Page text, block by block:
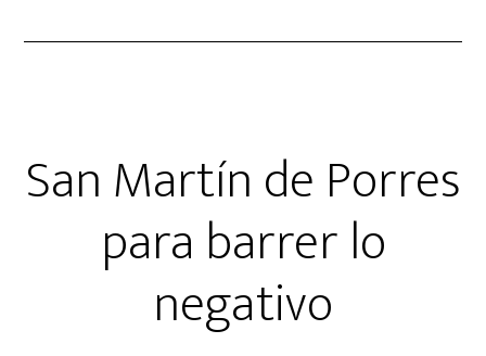
San Martín de Porres
para barrer lo
negativo